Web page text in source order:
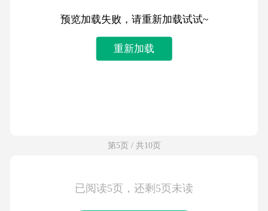
预览加载失败，请重新加载试试~
重新加载
第5页 / 共10页
已阅读5页，还剩5页未读